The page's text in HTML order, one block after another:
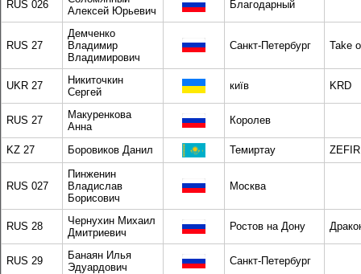
RUS 026
Алексей Юрьевич
Благодарный
RUS 27
Демченко
Владимир
Владимирович
Санкт-Петербург Take
UKR 27
Никиточкин
Сергей
київ KRD
RUS 27
Макуренкова
Анна
Королев
KZ 27 Боровиков Данил Темиртау ZEFIR
RUS 027
Пинженин
Владислав
Борисович
Москва
RUS 28
Чернухин Михаил
Дмитриевич
Ростов на Дону
RUS 29
Банаян Илья
Эдуардович
Санкт-Петербург